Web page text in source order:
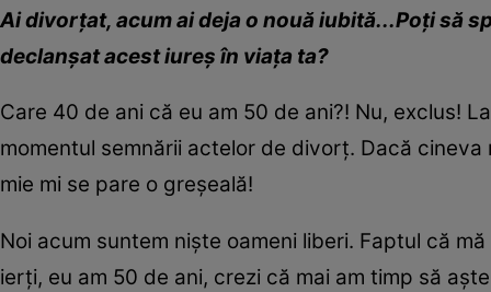
Ai divorțat, acumaideja o nouă iubită...Poți să
declanșat acest iureș în viața ta?
Care 40 de ani că eu am 50 de ani?! Nu, exclus!
momentul semnării actelor de divorț. Dacă
mie mi se pare o greșeală!
Noi acum suntem niște oameni liberi. Faptul că
ierți, eu am 50 de ani, crezi că mai am timp să